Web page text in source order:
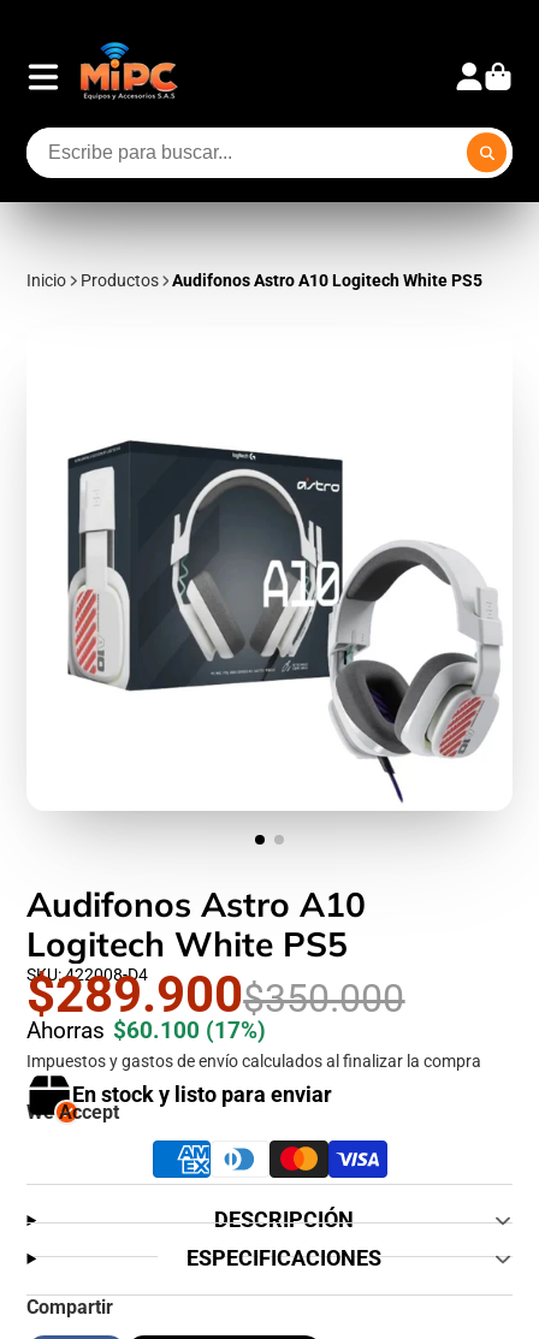
Inicio Productos Audifonos Astro A10 Logitech White PS5
Audifonos Astro A10
Logitech White PS5
SKU: 422008-D4
$289.900$350.000
Ahorras $60.100 (17%)
Impuestos y gastos de envío calculados al finalizar la compra
En stock y listo para enviar
We Accept
DESCRIPCIÓN
ESPECIFICACIONES
Compartir